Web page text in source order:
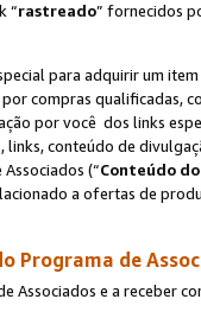
“rastreado” fornecidos
para adquirir um
compras qualificadas,
por você dos links
conteúdo de
(“Conteúdo
a ofertas de
Programa de
Associados e a receber